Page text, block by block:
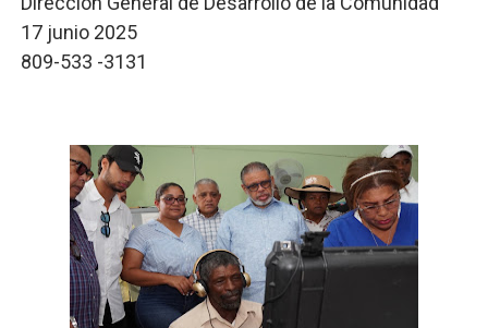
17 junio 2025
809-533 -3131